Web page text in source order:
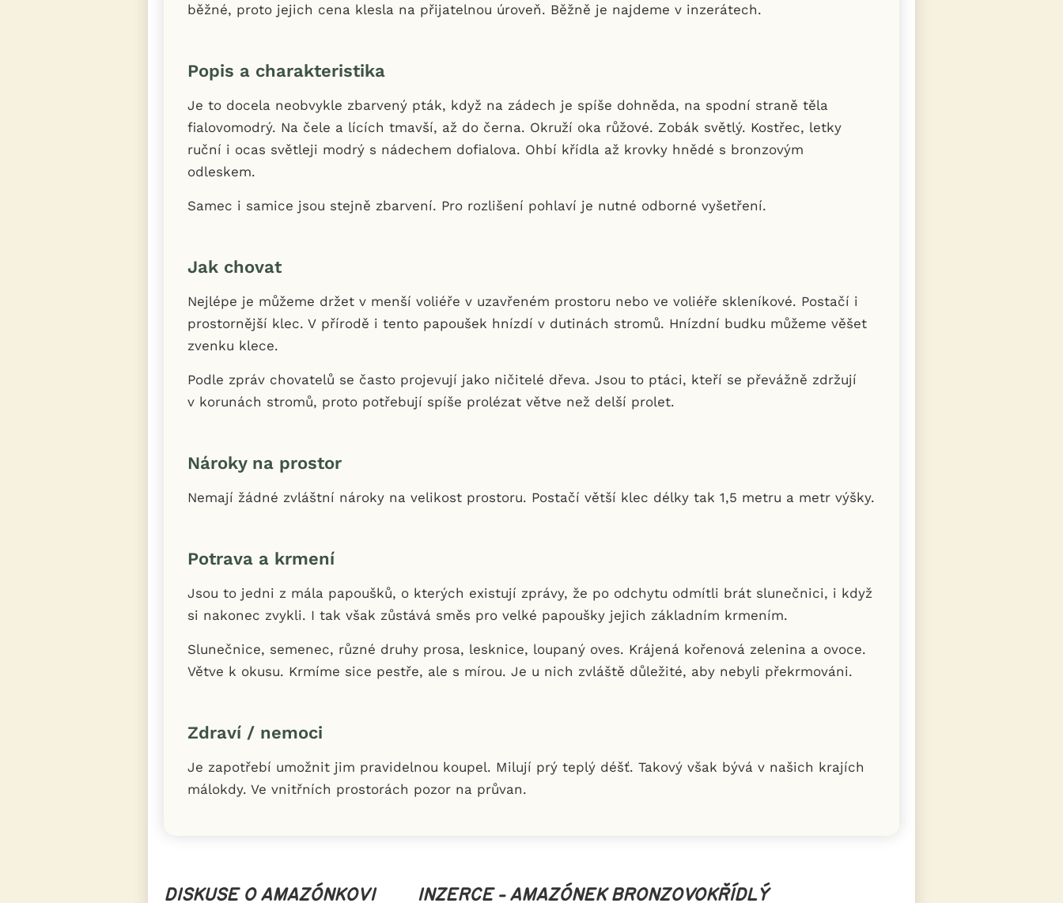
běžné, proto jejich cena klesla na přijatelnou úroveň. Běžně je najdeme v inzerátech.
Popis a charakteristika
Je to docela neobvykle zbarvený pták, když na zádech je spíše dohněda, na spodní straně těla
fialovomodrý. Na čele a lících tmavší, až do černa. Okruží oka růžové. Zobák světlý. Kostřec, letky
ruční i ocas světleji modrý s nádechem dofialova. Ohbí křídla až krovky hnědé s bronzovým
odleskem.
Samec i samice jsou stejně zbarvení. Pro rozlišení pohlaví je nutné odborné vyšetření.
Jak chovat
Nejlépe je můžeme držet v menší voliéře v uzavřeném prostoru nebo ve voliéře skleníkové. Postačí i
prostornější klec. V přírodě i tento papoušek hnízdí v dutinách stromů. Hnízdní budku můžeme věšet
zvenku klece.
Podle zpráv chovatelů se často projevují jako ničitelé dřeva. Jsou to ptáci, kteří se převážně zdržují
v korunách stromů, proto potřebují spíše prolézat větve než delší prolet.
Nároky na prostor
Nemají žádné zvláštní nároky na velikost prostoru. Postačí větší klec délky tak 1,5 metru a metr výšky.
Potrava a krmení
Jsou to jedni z mála papoušků, o kterých existují zprávy, že po odchytu odmítli brát slunečnici, i když
si nakonec zvykli. I tak však zůstává směs pro velké papoušky jejich základním krmením.
Slunečnice, semenec, různé druhy prosa, lesknice, loupaný oves. Krájená kořenová zelenina a ovoce.
Větve k okusu. Krmíme sice pestře, ale s mírou. Je u nich zvláště důležité, aby nebyli překrmováni.
Zdraví / nemoci
Je zapotřebí umožnit jim pravidelnou koupel. Milují prý teplý déšť. Takový však bývá v našich krajích
málokdy. Ve vnitřních prostorách pozor na průvan.
DISKUSE O AMAZÓNKOVI INZERCE - AMAZÓNEK BRONZOVOKŘÍDLÝ